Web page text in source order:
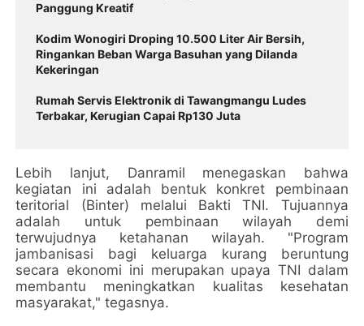
Panggung Kreatif
Kodim Wonogiri Droping 10.500 Liter Air Bersih,
Ringankan Beban Warga Basuhan yang Dilanda
Kekeringan
Rumah Servis Elektronik di Tawangmangu Ludes
Terbakar, Kerugian Capai Rp130 Juta
Lebih lanjut, Danramil menegaskan bahwa
kegiatan ini adalah bentuk konkret pembinaan
teritorial (Binter) melalui Bakti TNI. Tujuannya
adalah untuk pembinaan wilayah demi
terwujudnya ketahanan wilayah. "Program
jambanisasi bagi keluarga kurang beruntung
secara ekonomi ini merupakan upaya TNI dalam
membantu meningkatkan kualitas kesehatan
masyarakat," tegasnya.